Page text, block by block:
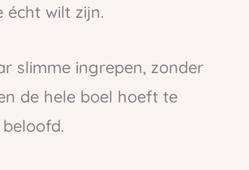
écht wilt zijn.
slimme ingrepen, zonder
de hele boel hoeft te